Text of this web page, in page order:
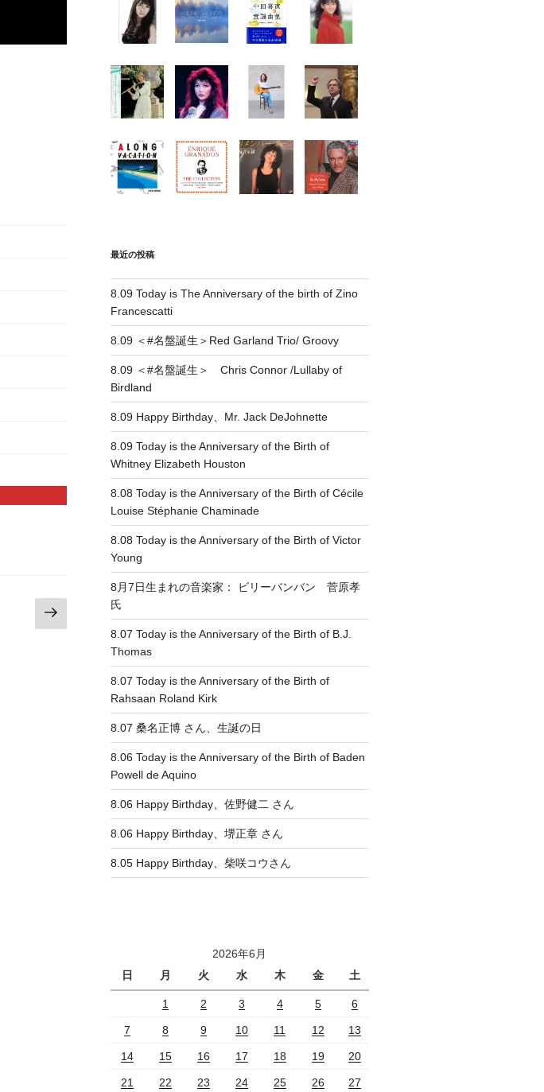
次
の
最近の投稿
8.09 Today is The Anniversary of the birth of Zino
Francescatti
8.09 ＜#名盤誕生＞Red Garland Trio/ Groovy
8.09 ＜#名盤誕生＞ Chris Connor /Lullaby of
Birdland
8.09 Happy Birthday、Mr. Jack DeJohnette
8.09 Today is the Anniversary of the Birth of
Whitney Elizabeth Houston
8.08 Today is the Anniversary of the Birth of Cécile
Louise Stéphanie Chaminade
8.08 Today is the Anniversary of the Birth of Victor
Young
8月7日生まれの音楽家： ビリーバンバン 菅原孝
氏
8.07 Today is the Anniversary of the Birth of B.J.
Thomas
8.07 Today is the Anniversary of the Birth of
Rahsaan Roland Kirk
8.07 桑名正博 さん、生誕の日
8.06 Today is the Anniversary of the Birth of Baden
Powell de Aquino
8.06 Happy Birthday、佐野健二 さん
8.06 Happy Birthday、堺正章 さん
8.05 Happy Birthday、柴咲コウさん
2026年6月
日
月 火 水 木 金 土
1 2 3 4 5 6
7 8 9 10 11 12 13
14 15 16 17 18 19 20
21 22 23 24 25 26 27